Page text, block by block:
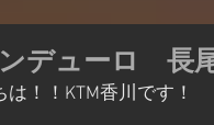
デューロ 長
は！！KTM香川です！